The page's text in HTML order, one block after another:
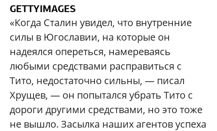
GETTYIMAGES
«Когда Сталин увидел, что внутренние
силы в Югославии, на которые он
надеялся опереться, намереваясь
любыми средствами расправиться с
Тито, недостаточно сильны, — писал
Хрущев, — он попытался убрать Тито с
дороги другими средствами, но это тоже
не вышло. Засылка наших агентов успеха